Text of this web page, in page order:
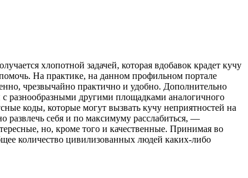
хлопотной задачей, которая вдобавок крадет кучу
На практике, на данном профильном портале
чрезвычайно практично и удобно. Дополнительно
с разнообразными другими площадками аналогичного
коды, которые могут вызвать кучу неприятностей на
развлечь себя и по максимуму расслабиться, —
но, кроме того и качественные. Принимая во
количество цивилизованных людей каких-либо